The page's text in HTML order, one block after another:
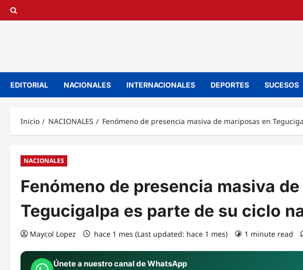
Saltar
EDITORIAL NACIONALES INTERNACIONALES DEPORTES SUCESOS
Inicio NACIONALES Fenómeno de presencia masiva de mariposas en
NACIONALES
Fenómeno de presencia masiva
Tegucigalpa es parte de su ciclo
Maycol Lopez hace 1 mes (Last updated: hace 1 mes) 1 minute read
Únete a nuestro canal de WhatsApp